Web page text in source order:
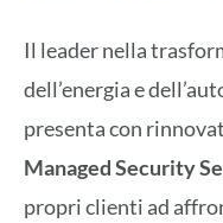
Il leader nella
dell’energia e
presenta con
Managed Security
propri clienti ad